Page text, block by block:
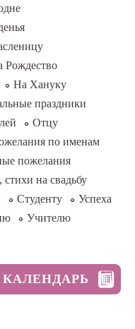
Рождество
На Хануку
праздники
Отцу
по именам
пожелания
на свадьбу
Студенту
Успеха
Учителю
КАЛЕНДАРЬ